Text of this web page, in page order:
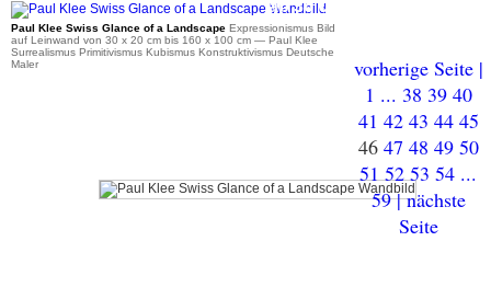
ab 36 €
Paul Klee Swiss Glance of a LandscapeExpressionismus Bild
auf Leinwand von 30 x 20 cm bis 160 x 100 cm — Paul Klee
Surrealismus Primitivismus Kubismus Konstruktivismus Deutsche
Maler
vorherige Seite |
1 ... 38 39 40
41 42 43 44 45
46 47 48 49 50
51 52 53 54 ...
59 | nächste
Seite